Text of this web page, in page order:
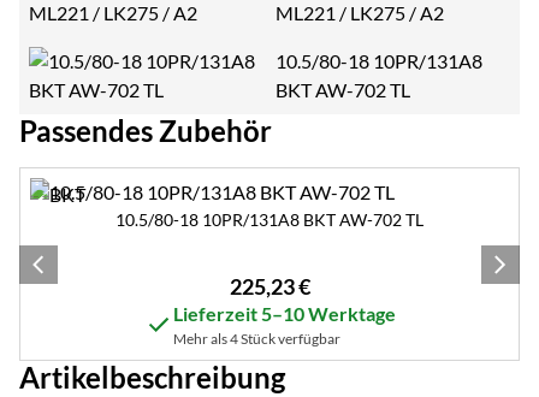
ML221 / LK275 / A2
10.5/80-18 10PR/131A8
BKT AW-702 TL
Passendes Zubehör
Zubehör überspringen
10.5/80-18 10PR/131A8 BKT AW-702 TL
225,23€
Lieferzeit 5–10 Werktage
Mehr als 4 Stück verfügbar
Artikelbeschreibung